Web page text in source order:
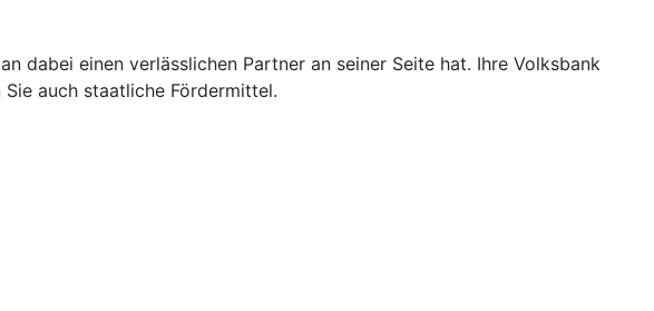
dabei einen verlässlichen Partner an seiner Seite hat. Ihre Volksbank
auch staatliche Fördermittel.